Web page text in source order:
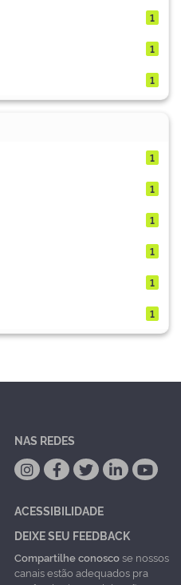
1
1
1
1
1
1
1
1
1
NAS REDES
ACESSIBILIDADE
DEIXE SEU FEEDBACK
Compartilhe conoscose nossos
canais estão adequados pra